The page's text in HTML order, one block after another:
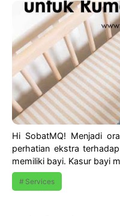
Hi SobatMQ! Menjadi
perhatian ekstra
memiliki bayi. Kasur bayi
Services